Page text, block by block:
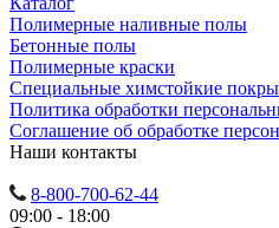
Полимерные наливные полы
Бетонные полы
Полимерные краски
Специальные химстойкие
Политика обработки
Cоглашение об обработке
Наши контакты
8-800-700-62-44
09:00 - 18:00